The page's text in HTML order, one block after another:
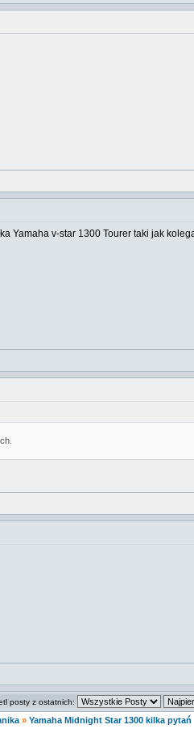
Yamaha v-star 1300 Tourer taki jak
posty z ostatnich:
» Yamaha Midnight Star 1300 kilka pytań